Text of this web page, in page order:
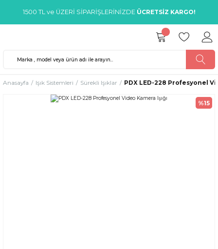
1500 TL ve ÜZERİ SİPARİŞLERİNİZDE ÜCRETSİZ KARGO!
Anasayfa Işık Sistemleri Sürekli Işıklar PDX LED-228 Profesyonel
%15